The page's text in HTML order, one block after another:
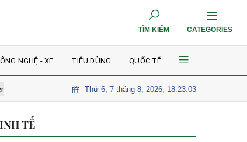
TÌM KIẾM CATEGORIES
NGHỆ - XE TIÊU DÙNG QUỐC TẾ
nam nổi tiếng trên sông Bầu Đức chào bán DN nắm 7.000
Thứ 6, 7 tháng 8, 2026, 18:23:04
TẾ